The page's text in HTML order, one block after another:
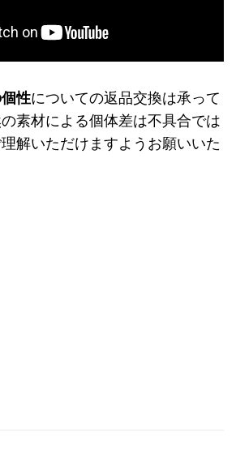
性についての返品交換は承って
素材による個体差は不具合では
解いただけますようお願いいた